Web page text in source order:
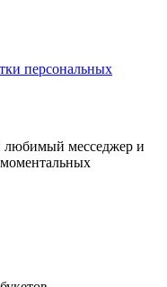
персональных
любимый месседжер и